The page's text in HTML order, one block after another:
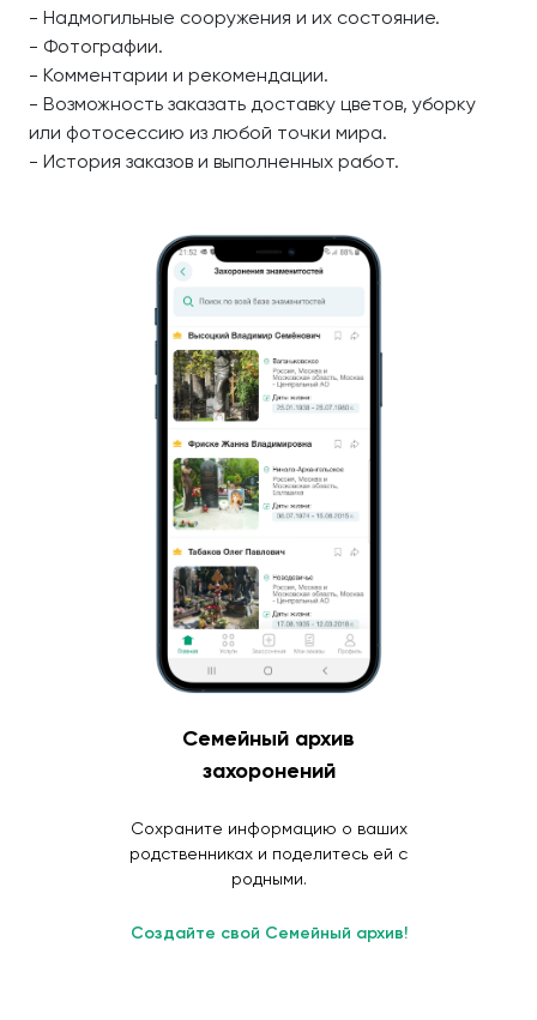
- Надмогильные сооружения и их состояние.
- Фотографии.
- Комментарии и рекомендации.
- Возможность заказать доставку цветов, уборку
или фотосессию из любой точки мира.
- История заказов и выполненных работ.
Семейный архив
захоронений
Сохраните информацию о ваших
родственниках и поделитесь ей с
родными.
Создайте свой Семейный архив!